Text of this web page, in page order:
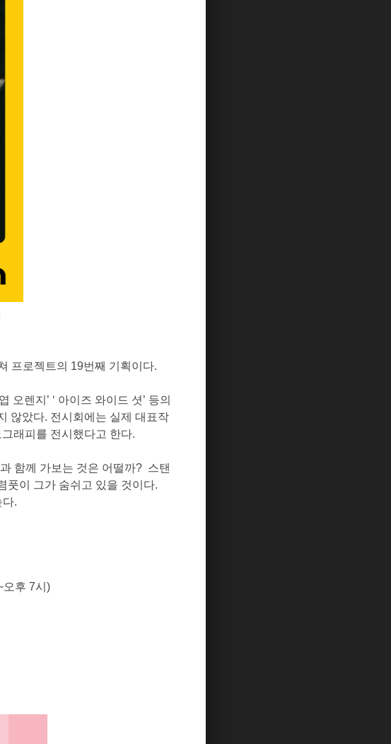
프로젝트의 19번째 기획이다.
오렌지 ’ ‘ 아이즈 와이드 셧’ 등의
않았다. 전시회에는 실제 대표작
래피를 전시했다고 한다.
함께 가보는 것은 어떨까? 스탠
풋이 그가 숨쉬고 있을 것이다.
.
오후7시)